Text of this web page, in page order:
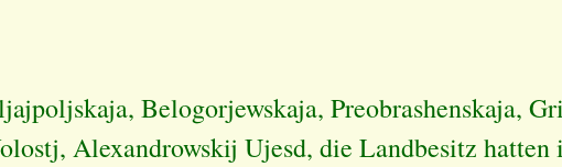
Belogorjewskaja, Preobrashenskaja,
Alexandrowskij Ujesd, die Landbesitz